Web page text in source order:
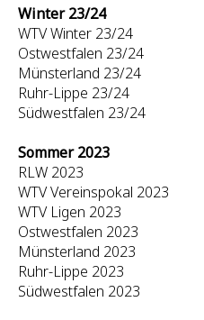
Winter 23/24
WTV Winter 23/24
Ostwestfalen 23/24
Münsterland 23/24
Ruhr-Lippe 23/24
Südwestfalen 23/24
Sommer 2023
RLW 2023
WTV Vereinspokal 2023
WTV Ligen 2023
Ostwestfalen 2023
Münsterland 2023
Ruhr-Lippe 2023
Südwestfalen 2023